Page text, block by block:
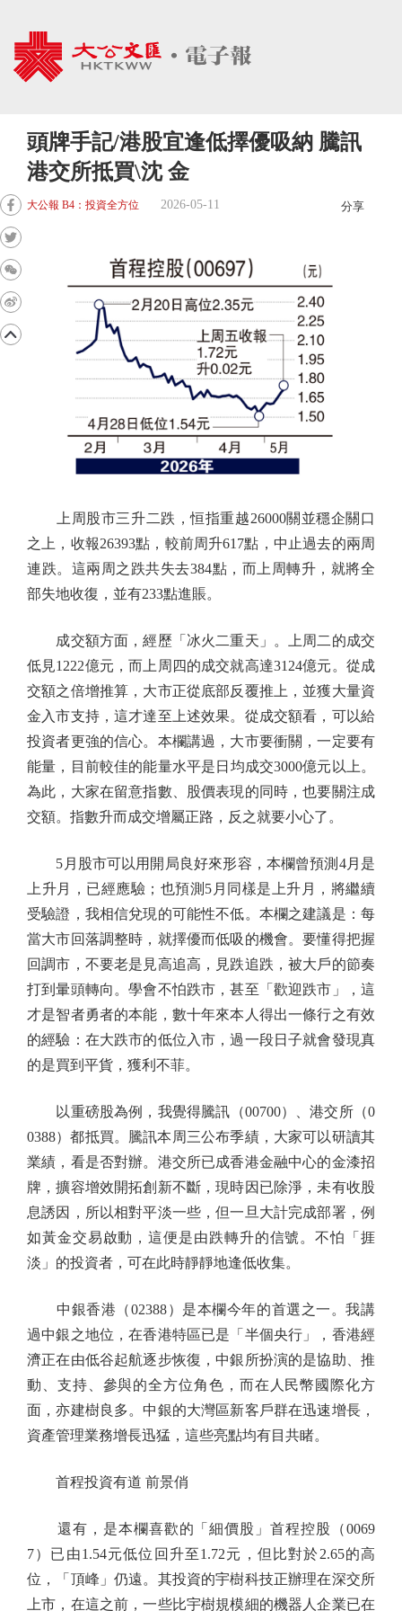
頭牌手記/港股宜逢低擇優吸納 騰訊
港交所抵買\沈 金
大公報 B4：投資全方位 2026-05-11 分享
上周股市三升二跌，恒指重越26000關並穩企關口
之上，收報26393點，較前周升617點，中止過去的兩周
連跌。這兩周之跌共失去384點，而上周轉升，就將全
部失地收復，並有233點進賬。
成交額方面，經歷「冰火二重天」。上周二的成交
低見1222億元，而上周四的成交就高達3124億元。從成
交額之倍增推算，大市正從底部反覆推上，並獲大量資
金入市支持，這才達至上述效果。從成交額看，可以給
投資者更強的信心。本欄講過，大市要衝關，一定要有
能量，目前較佳的能量水平是日均成交3000億元以上。
為此，大家在留意指數、股價表現的同時，也要關注成
交額。指數升而成交增屬正路，反之就要小心了。
5月股市可以用開局良好來形容，本欄曾預測4月是
上升月，已經應驗；也預測5月同樣是上升月，將繼續
受驗證，我相信兌現的可能性不低。本欄之建議是：每
當大市回落調整時，就擇優而低吸的機會。要懂得把握
回調市，不要老是見高追高，見跌追跌，被大戶的節奏
打到暈頭轉向。學會不怕跌市，甚至「歡迎跌市」，這
才是智者勇者的本能，數十年來本人得出一條行之有效
的經驗：在大跌市的低位入市，過一段日子就會發現真
的是買到平貨，獲利不菲。
以重磅股為例，我覺得騰訊（00700）、港交所（0
0388）都抵買。騰訊本周三公布季績，大家可以研讀其
業績，看是否對辦。港交所已成香港金融中心的金漆招
牌，擴容增效開拓創新不斷，現時因已除淨，未有收股
息誘因，所以相對平淡一些，但一旦大計完成部署，例
如黃金交易啟動，這便是由跌轉升的信號。不怕「捱
淡」的投資者，可在此時靜靜地逢低收集。
中銀香港（02388）是本欄今年的首選之一。我講
過中銀之地位，在香港特區已是「半個央行」，香港經
濟正在由低谷起航逐步恢復，中銀所扮演的是協助、推
動、支持、參與的全方位角色，而在人民幣國際化方
面，亦建樹良多。中銀的大灣區新客戶群在迅速增長，
資產管理業務增長迅猛，這些亮點均有目共睹。
首程投資有道 前景俏
還有，是本欄喜歡的「細價股」首程控股（0069
7）已由1.54元低位回升至1.72元，但比對於2.65的高
位，「頂峰」仍遠。其投資的宇樹科技正辦理在深交所
上市，在這之前，一些比宇樹規模細的機器人企業已在